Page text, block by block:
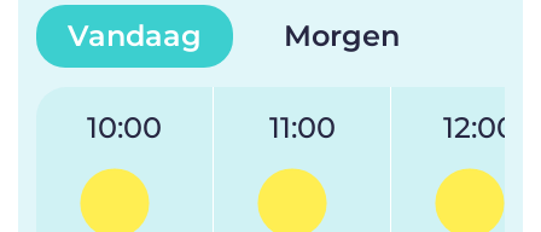
Vandaag Morgen
10:00 11:00 12:00